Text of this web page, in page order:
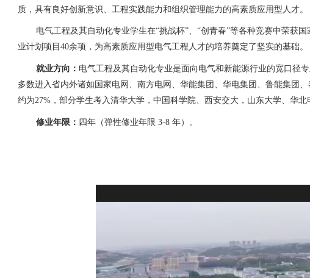
质，具有良好创新意识、工程实践能力和组织管理能力的高素质应用型人才。
电气工程及其自动化专业学生在“挑战杯”、“创青春”等各种竞赛中荣获
业计划项目40余项，为高素质应用型电气工程人才的培养奠定了坚实的基础。
就业方向： 电气工程及其自动化专业是面向电气和新能源行业的宽口径
多数进入省内外诸如国家电网、南方电网、华能集团、华电集团、鲁能集团
约为27%，部分学生考入清华大学，中国科学院、西安交大，山东大学、华北
修业年限： 四年（弹性修业年限 3-8 年）。